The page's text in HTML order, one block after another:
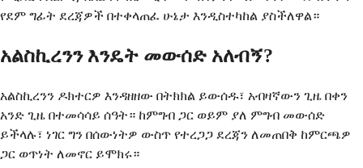
የደም ግፊት ደረጃዎች በተቀላጠፈ ሁኔታ እንዲስተካከል ያስችለዋል።
አልስኪረንን እንዴት መውሰድ አለብኝ?
አልስኪረንን ዶክተርዎ እንዳዘዘው በትክክል ይውሰዱ፣ አብዛኛውን ጊዜ በቀን
አንድ ጊዜ በተመሳሳይ ሰዓት። ከምግብ ጋር ወይም ያለ ምግብ መውሰድ
ይችላሉ፣ ነገር ግን በሰውነትዎ ውስጥ የተረጋጋ ደረጃን ለመጠበቅ ከምርጫዎ
ጋር ወጥነት ለመኖር ይሞክሩ።